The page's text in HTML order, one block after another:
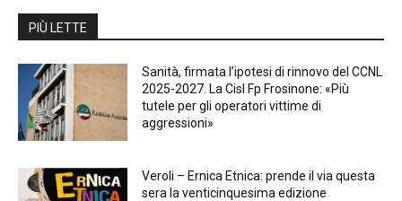
PIÙ LETTE
Sanità, firmata l’ipotesi di rinnovo del CCNL
2025-2027. La Cisl Fp Frosinone: «Più
tutele per gli operatori vittime di
aggressioni»
Veroli – Ernica Etnica: prende il via questa
sera la venticinquesima edizione